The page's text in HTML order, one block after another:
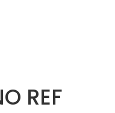
REF